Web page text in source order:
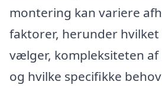
montering kan variere
faktorer, herunder
vælger, kompleksiteten
og hvilke specifikke